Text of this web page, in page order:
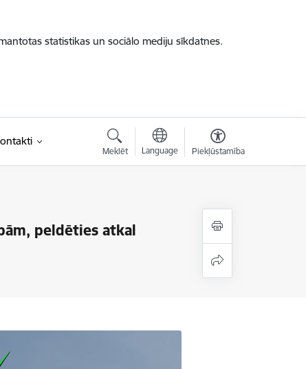
statistikas un sociālo mediju sīkdatnes.
Meklēt Language Piekļūstamība
peldēties atkal